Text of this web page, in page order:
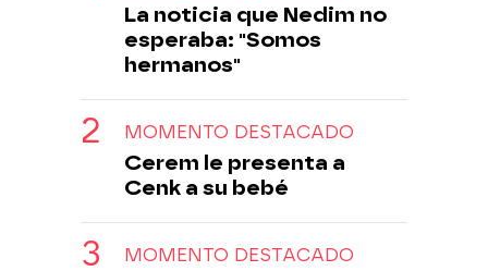
La noticia que Nedim no
esperaba: "Somos
hermanos"
MOMENTO DESTACADO
Cerem le presenta a
Cenk a su bebé
MOMENTO DESTACADO